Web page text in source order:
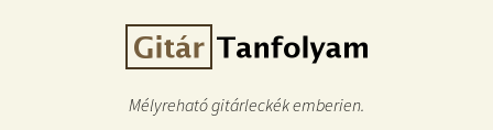
Mélyreható gitárleckék emberien.